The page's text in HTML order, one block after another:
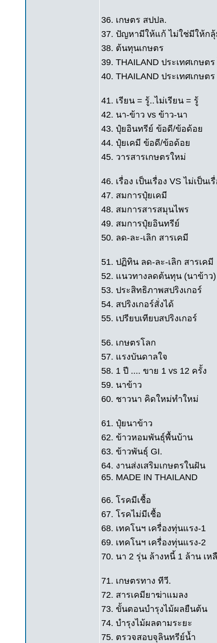
36. เกษตร สปปล.
37. ปัญหามีให้แก้ ไม่ใช่มีให้ก
38. ต้นทุนเกษตร
39. THAILAND ประเทศเกษต
40. THAILAND ประเทศเกษต
41. เรียน = รู้..ไม่เรียน = รู้
42. นา-ข้าว vs ข้าว-นา
43. ปุ๋ยอินทรีย์ ข้อดี/ข้อด้อย
44. ปุ๋ยเคมี ข้อดี/ข้อด้อย
45. วารสารเกษตรใหม่
46. เรื่อง เป็นเรื่อง VS ไม่เป็นเ
47. สมการปุ๋ยเคมี
48. สมการสารสมุนไพร
49. สมการปุ๋ยอินทรีย์
50. ลด-ละ-เลิก สารเคมี
51. ปฏิทิน ลด-ละ-เลิก สารเคมี
52. แนวทางลดต้นทุน (นาข้าว)
53. ประสิทธิภาพสปริงเกอร์
54. สปริงเกอร์สั่งได้
55. เปรียบเทียบสปริงเกอร์
56. เกษตรโลก
57. แรงบันดาลใจ
58. 1 ปี .... ขาย 1 vs 12 ครั้ง
59. นาข้าว
60. ชาวนา คิดใหม่ทำใหม่
61. ปุ๋ยนาข้าว
62. ข้าวหอมพันธุ์พื้นบ้าน
63. ข้าวพันธุ์ GI.
64. งานส่งเสริมเกษตรในฝัน
65. MADE IN THAILAND
66. โรคมีเชื้อ
67. โรคไม่มีเชื้อ
68. เทคโนฯ เครื่องทุ่นแรง-1
69. เทคโนฯ เครื่องทุ่นแรง-2
70. นา 2 รุ่น ล้างหนี้ 1 ล้าน เห
71. เกษตรทาง ทีวี.
72. สารเคมียาฆ่าแมลง
73. ขั้นตอนบำรุงไม้ผลยืนต้น
74. บำรุงไม้ผลตามระยะ
75. ตรวจสอบจุลินทรีย์น้ำ